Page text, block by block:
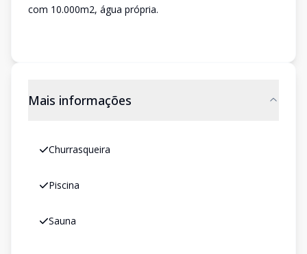
com 10.000m2, água própria.
Mais informações
Churrasqueira
Piscina
Sauna